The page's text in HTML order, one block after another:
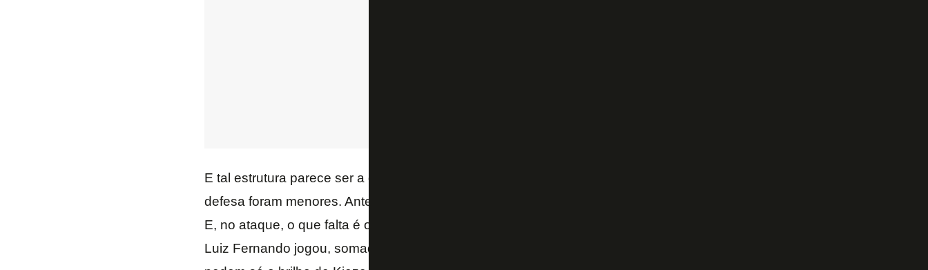
E tal estrutura parece ser a definitiva. Até porque, bem ou mal, com ela, os sustos na
defesa foram menores. Antes foram três gols para o Atlético-MG, quatro para o Grêmio.
E, no ataque, o que falta é o ataque desencantar. Para tanto, a confiança com a qual
Luiz Fernando jogou, somada à habitual personalidade de Valencia e à técnica de Erik,